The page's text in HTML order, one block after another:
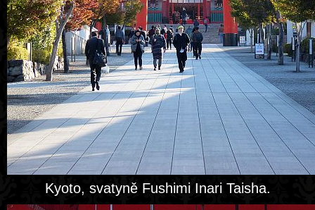
Kyoto, svatyně Fushimi Inari Taisha.